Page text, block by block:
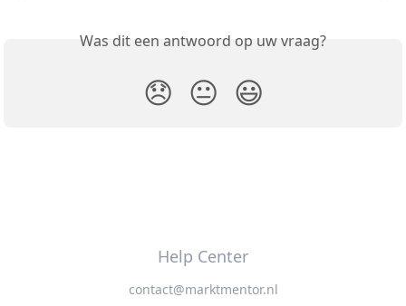
Was dit een antwoord op uw vraag?
😞 😐 😃
Help Center
contact@marktmentor.nl